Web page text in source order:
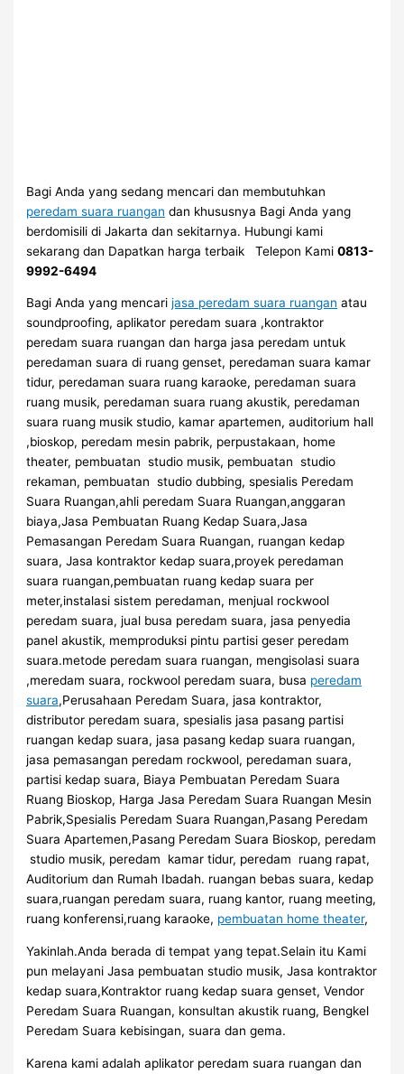
Bagi Anda yang sedang mencari dan membutuhkan
peredam suara ruangan dan khususnya Bagi Anda yang
berdomisili di Jakarta dan sekitarnya. Hubungi kami
sekarang dan Dapatkan harga terbaik Telepon Kami0813-
9992-6494
Bagi Anda yang mencarijasa peredam suara ruangan atau
soundproofing, aplikator peredam suara ,kontraktor
peredam suara ruangan dan harga jasa peredam untuk
peredaman suara di ruang genset, peredaman suara kamar
tidur, peredaman suara ruang karaoke, peredaman suara
ruang musik, peredaman suara ruang akustik, peredaman
suara ruang musik studio, kamar apartemen, auditorium hall
,bioskop, peredam mesin pabrik, perpustakaan, home
theater, pembuatan studio musik, pembuatan studio
rekaman, pembuatan studio dubbing, spesialis Peredam
Suara Ruangan,ahli peredam Suara Ruangan,anggaran
biaya,Jasa Pembuatan Ruang Kedap Suara,Jasa
Pemasangan Peredam Suara Ruangan, ruangan kedap
suara, Jasa kontraktor kedap suara,proyek peredaman
suara ruangan,pembuatan ruang kedap suara per
meter,instalasi sistem peredaman, menjual rockwool
peredam suara, jual busa peredam suara, jasa penyedia
panel akustik, memproduksi pintu partisi geser peredam
suara.metode peredam suara ruangan, mengisolasi suara
,meredam suara, rockwool peredam suara, busa peredam
suara,Perusahaan Peredam Suara, jasa kontraktor,
distributor peredam suara, spesialis jasa pasang partisi
ruangan kedap suara, jasa pasang kedap suara ruangan,
jasa pemasangan peredam rockwool, peredaman suara,
partisi kedap suara, Biaya Pembuatan Peredam Suara
Ruang Bioskop, Harga Jasa Peredam Suara Ruangan Mesin
Pabrik,Spesialis Peredam Suara Ruangan,Pasang Peredam
Suara Apartemen,Pasang Peredam Suara Bioskop, peredam
studio musik, peredam kamar tidur, peredam ruang rapat,
Auditorium dan Rumah Ibadah. ruangan bebas suara, kedap
suara,ruangan peredam suara, ruang kantor, ruang meeting,
ruang konferensi,ruang karaoke, pembuatan home theater,
Yakinlah.Anda berada di tempat yang tepat.Selain itu Kami
pun melayani Jasa pembuatan studio musik, Jasa kontraktor
kedap suara,Kontraktor ruang kedap suara genset, Vendor
Peredam Suara Ruangan, konsultan akustik ruang, Bengkel
Peredam Suara kebisingan, suara dan gema.
Karena kami adalah aplikator peredam suara ruangan dan